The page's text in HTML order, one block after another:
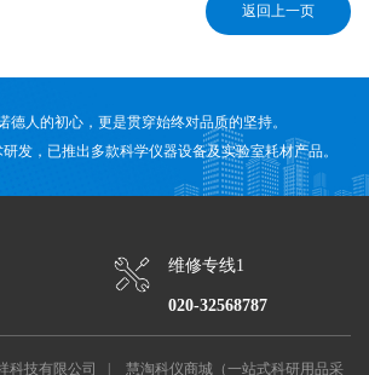
返回上一页
德人的初心，更是贯穿始终对品质的坚持。
发，已推出多款科学仪器设备及实验室耗材产品。
维修专线1
020-32568787
科技有限公司 | 慧淘科仪商城（一站式科研用品采